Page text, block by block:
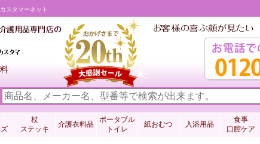
スタマーネット
杖
ステッキ
介護衣料品
ポータブル
トイレ
紙おむつ 入浴用品
食事
口腔ケア